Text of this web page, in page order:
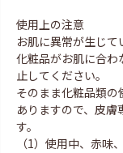
使用上の注意
お肌に異常が生じて
化粧品がお肌に合
止してください。
そのまま化粧品類
ありますので、皮
す。
（1）使用中、赤